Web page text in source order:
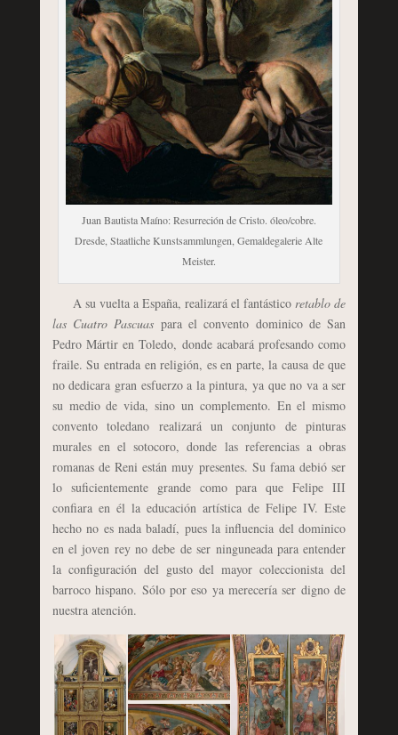
Juan Bautista Maíno: Resurreción de Cristo. óleo/cobre.
Dresde, Staatliche Kunstsammlungen, Gemaldegalerie Alte
Meister.
A su vuelta a España, realizará el fantásticoretablo de
las Cuatro Pascuas para el convento dominico de San
Pedro Mártir en Toledo, donde acabará profesando como
fraile. Su entrada en religión, es en parte, la causa de que
no dedicara gran esfuerzo a la pintura, ya que no va a ser
su medio de vida, sino un complemento. En el mismo
convento toledano realizará un conjunto de pinturas
murales en el sotocoro, donde las referencias a obras
romanas de Reni están muy presentes. Su fama debió ser
lo suficientemente grande como para que Felipe III
confiara en él la educación artística de Felipe IV. Este
hecho no es nada baladí, pues la influencia del dominico
en el joven rey no debe de ser ninguneada para entender
la configuración del gusto del mayor coleccionista del
barroco hispano. Sólo por eso ya merecería ser digno de
nuestra atención.